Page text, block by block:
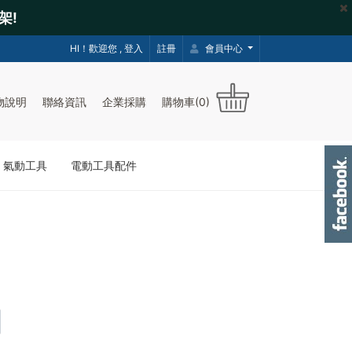
!
HI！歡迎您 , 登入 註冊 會員中心
說明 聯絡資訊 企業採購 購物車(0)
氣動工具 電動工具配件